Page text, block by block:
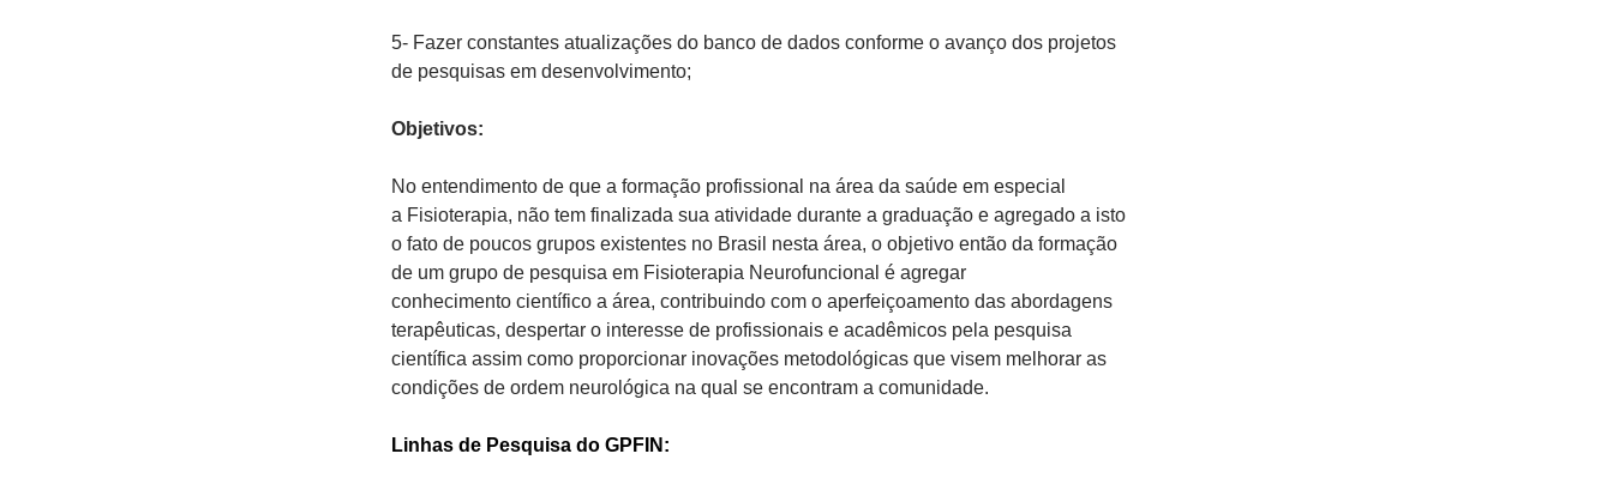
5- Fazer constantes atualizações do banco de dados conforme o avanço dos projetos
de pesquisas em desenvolvimento;
Objetivos:
No entendimento de que a formação profissional na área da saúde em especial
a Fisioterapia, não tem finalizada sua atividade durante a graduação e agregado a isto
o fato de poucos grupos existentes no Brasil nesta área, o objetivo então da formação
de um grupo de pesquisa em Fisioterapia Neurofuncional é agregar
conhecimento científico a área, contribuindo com o aperfeiçoamento das abordagens
terapêuticas, despertar o interesse de profissionais e acadêmicos pela pesquisa
científica assim como proporcionar inovações metodológicas que visem melhorar as
condições de ordem neurológica na qual se encontram a comunidade.
Linhas de Pesquisa do GPFIN: